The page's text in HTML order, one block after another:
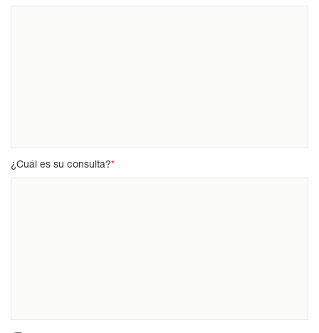
¿Cuál es su consulta?*